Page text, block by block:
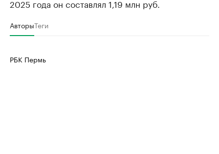
2025 года он составлял 1,19 млн руб.
АвторыТеги
РБК Пермь